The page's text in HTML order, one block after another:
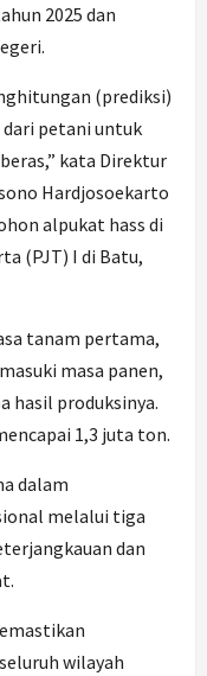
2025 dan
(prediksi)
dari petani untuk
kata Direktur
Hardjosoekarto
alpukat hass di
(PJT) I di Batu,
tanam pertama,
masa panen,
hasil produksinya.
1,3 juta ton.
dalam
melalui tiga
dan
wilayah